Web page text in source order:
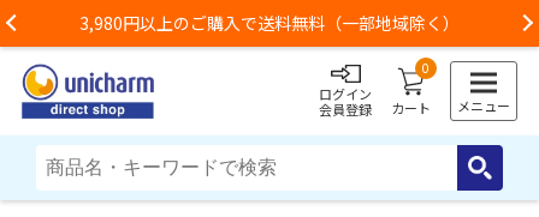
Previous3,980円以上のご購入で送料無料（一部地域除く）
ログイン
会員登録
0
カート メニュー